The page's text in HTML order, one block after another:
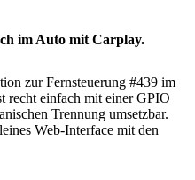
im Auto mit Carplay.
zur Fernsteuerung #439 im
recht einfach mit einer GPIO
Trennung umsetzbar.
Web-Interface mit den